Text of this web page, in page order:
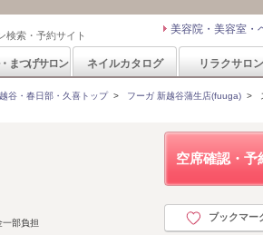
検索・予約サイト 美容院・美容室・
まつげサロン ネイルカタログ リラクサロン
谷・春日部・久喜トップ> フーガ 新越谷蒲生店(fuuga) >
空席確認・予
ブックマー
部負担